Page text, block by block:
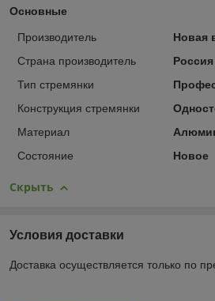
Основные
Производитель
Новая
Страна производитель
Россия
Тип стремянки
Конструкция стремянки
Материал
Состояние
Новое
Скрыть
Условия доставки
Доставка осуществляется только по